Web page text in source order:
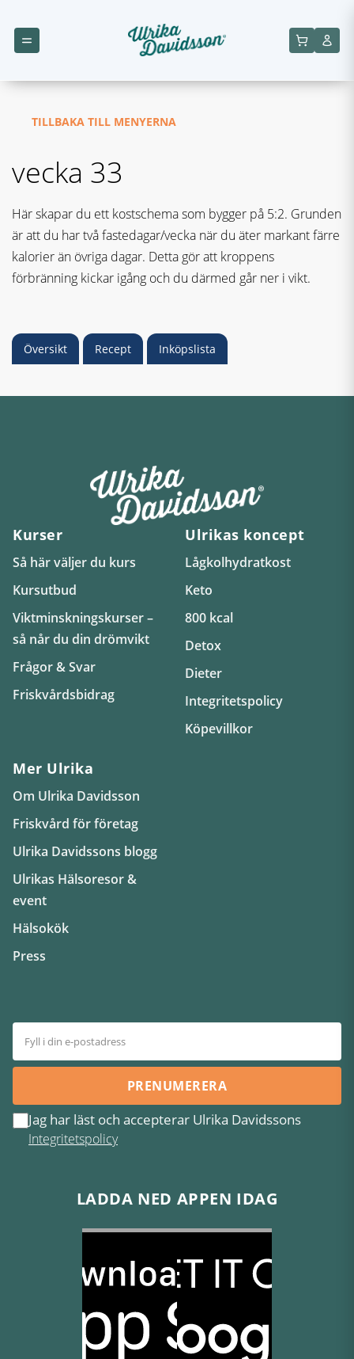
TILLBAKA TILL MENYERNA
vecka 33
Här skapar du ett kostschema som bygger på 5:2. Grunden
är att du har två fastedagar/vecka när du äter markant färre
kalorier än övriga dagar. Detta gör att kroppens
förbränning kickar igång och du därmed går ner i vikt.
Översikt Recept Inköpslista
Kurser
Så här väljer du kurs
Kursutbud
Viktminskningskurser –
så når du din drömvikt
Frågor & Svar
Friskvårdsbidrag
Ulrikas koncept
Lågkolhydratkost
Keto
800 kcal
Detox
Dieter
Integritetspolicy
Köpevillkor
Mer Ulrika
Om Ulrika Davidsson
Friskvård för företag
Ulrika Davidssons blogg
Ulrikas Hälsoresor &
event
Hälsokök
Press
PRENUMERERA
Jag har läst och accepterar Ulrika Davidssons
Integritetspolicy
LADDA NED APPEN IDAG